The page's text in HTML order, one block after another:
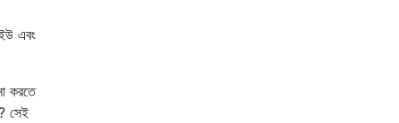
এবং
করতে
সেই